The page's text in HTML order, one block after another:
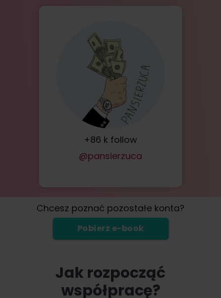
+86 k follow
@pansierzuca
Chcesz poznać pozostałe konta?
Pobierz e-book
Jak rozpocząć
współpracę?